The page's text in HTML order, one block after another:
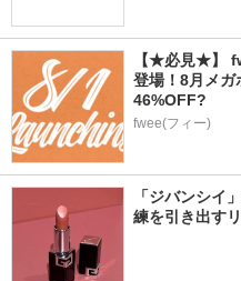
【★必見★】
登場！8月メガ
46%OFF?
fwee(フィー)
「ジバンシイ
練を引き出す